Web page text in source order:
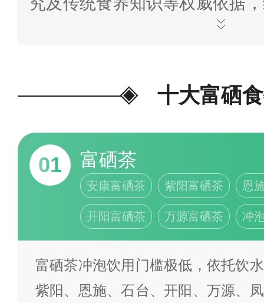
含量、人体有机硒吸收效率、
本榜单仅作为大众科学补硒、
议；若存在硒缺乏、身体亚健
及时就医检查，并在专业医师
食，切勿单纯依靠食补延误诊
类内容及排序逻辑有疑问或不
理性交流、探讨指正。 为我喜
十大富硒
01 富硒茶
安康富硒茶 紫阳富硒茶 恩
开阳富硒茶 万源富硒茶 冲
富硒茶冲泡饮用门槛极低，依托饮
紫阳、恩施、石台、开阳、万源、